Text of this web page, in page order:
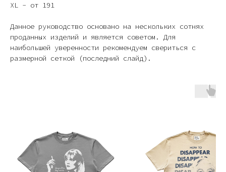
XL - от 191
Данное руководство основано на нескольких сотнях
проданных изделий и является советом. Для
наибольшей уверенности рекомендуем свериться с
размерной сеткой (последний слайд).